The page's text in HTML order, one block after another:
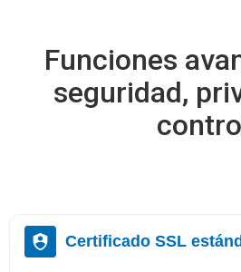
Funciones
seguridad,
Certificado SSL